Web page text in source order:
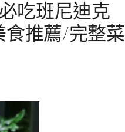
吃班尼迪克
推薦/完整菜